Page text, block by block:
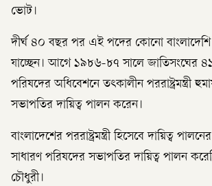
ভোট।
দীর্ঘ ৪০ বছর পর এই পদের কোনো বাংলাদেশি
যাচ্ছেন। আগে ১৯৮৬-৮৭ সালে জাতিসংঘের
পরিষদের অধিবেশনে তৎকালীন পররাষ্ট্রমন্ত্রী
সভাপতির দায়িত্ব পালন করেন।
বাংলাদেশের পররাষ্ট্রমন্ত্রী হিসেবে দায়িত্ব
সাধারণ পরিষদের সভাপতির দায়িত্ব পালন
চৌধুরী।